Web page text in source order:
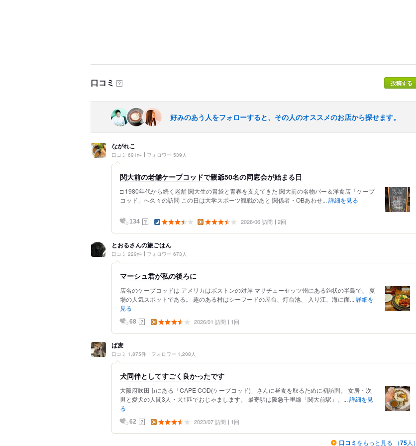
口コミ ？ 投稿する
好みのあう人をフォローすると、その人のオススメのお店から探せます。
ながれこ
口コミ 691件 フォロワー 539人
関大前の老舗ケープコッドで親爺50名の同窓会が始まる日
□ 1980年代から続く老舗 関大生の胃袋と青春を支えてきた 関大前の名物バー＆洋食店「ケープ
コッド」へ久々の訪問 この日は大学スポーツ観戦のあと 関係者・OBあわせ... 詳細を見る
134 ？ 2026/06 訪問 2回
とおるさんの旅ごはん
口コミ 229件 フォロワー 673人
マーシュ君が私の後ろに
店名のケープコッドは アメリカはボストンの対岸 マサチューセッツ州にある鉤状の半島で、 夏
場の人気スポットである。 趣のある村はシーフードの屋台、灯台池、 入り江、海に面... 詳細を
見る
68 ？ 2026/01 訪問 1回
ば麦
口コミ 1,875件 フォロワー 1,208人
犬同伴としてすごく良かったです
大阪府吹田市にある「CAPE COD(ケープコッド)」さんに昼食を取るために初訪問。 女房・次
男と愛犬の人間3人・犬1匹でおじゃまします。 最寄駅は阪急千里線「関大前駅」。... 詳細を見
る
62 ？ 2023/07 訪問 1回
口コミ をもっと見る （75人）